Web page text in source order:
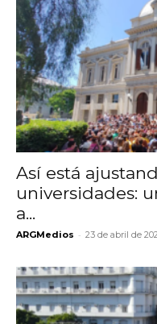
Así está
universidades:
a...
ARGMedios - 23 de abril de